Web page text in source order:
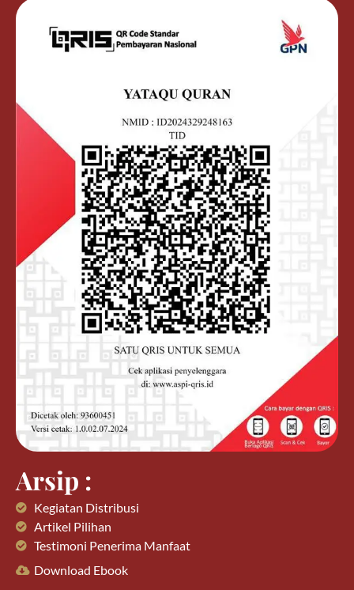
Arsip :
Kegiatan Distribusi
Artikel Pilihan
Testimoni Penerima Manfaat
Download Ebook